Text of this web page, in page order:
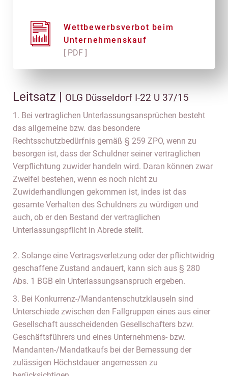
Wettbewerbsverbot beim
Unternehmenskauf
[ PDF ]
Leitsatz | OLG Düsseldorf I-22 U 37/15
1. Bei vertraglichen Unterlassungsansprüchen besteht
das allgemeine bzw. das besondere
Rechtsschutzbedürfnis gemäß § 259 ZPO, wenn zu
besorgen ist, dass der Schuldner seiner vertraglichen
Verpflichtung zuwider handeln wird. Daran können zwar
Zweifel bestehen, wenn es noch nicht zu
Zuwiderhandlungen gekommen ist, indes ist das
gesamte Verhalten des Schuldners zu würdigen und
auch, ob er den Bestand der vertraglichen
Unterlassungspflicht in Abrede stellt.
2. Solange eine Vertragsverletzung oder der pflichtwidrig
geschaffene Zustand andauert, kann sich aus § 280
Abs. 1 BGB ein Unterlassungsanspruch ergeben.
3. Bei Konkurrenz-/Mandantenschutzklauseln sind
Unterschiede zwischen den Fallgruppen eines aus einer
Gesellschaft ausscheidenden Gesellschafters bzw.
Geschäftsführers und eines Unternehmens- bzw.
Mandanten-/Mandatkaufs bei der Bemessung der
zulässigen Höchstdauer angemessen zu